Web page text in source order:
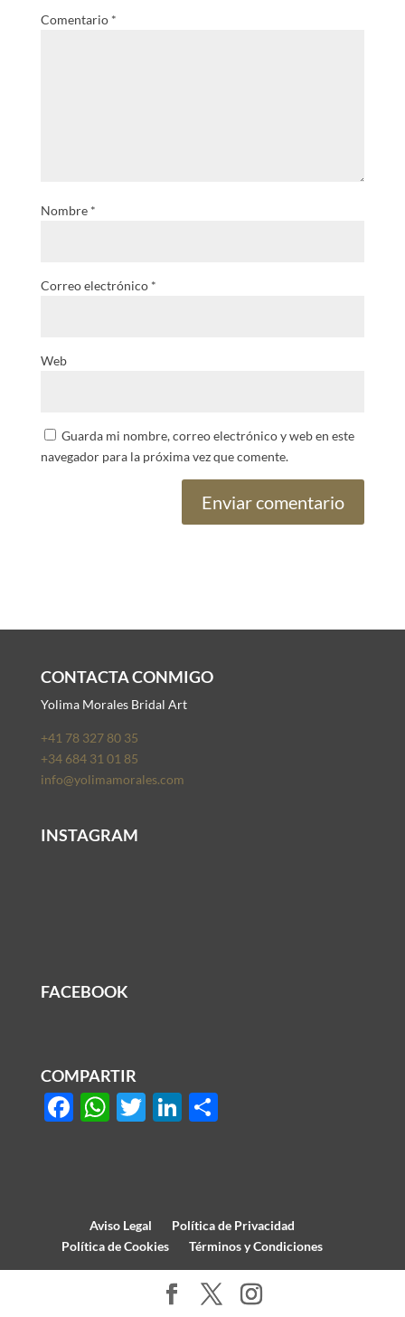
Comentario *
Nombre *
Correo electrónico *
Web
Guarda mi nombre, correo electrónico y web en este
navegador para la próxima vez que comente.
CONTACTA CONMIGO
Yolima Morales Bridal Art
+41 78 327 80 35
+34 684 31 01 85
info@yolimamorales.com
INSTAGRAM
FACEBOOK
COMPARTIR
F
o
k
W
A
p
p
T Li
dI
n
S
Aviso Legal
Política de Privacidad
Política de Cookies
Términos y Condiciones